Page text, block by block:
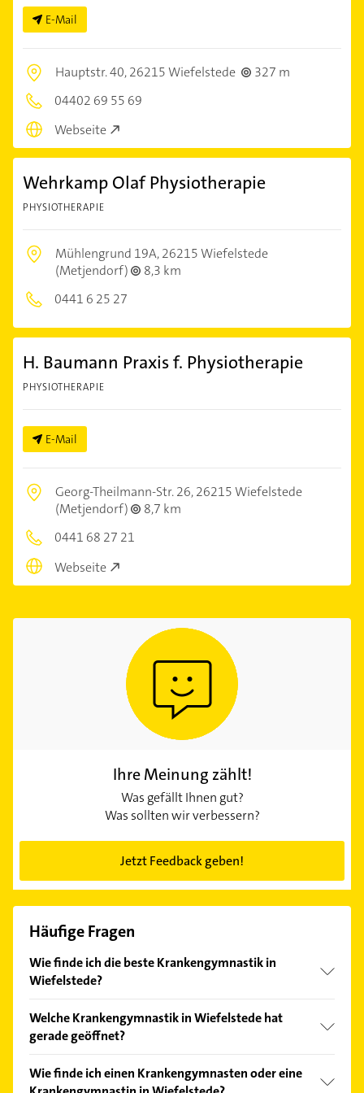
E-Mail
Hauptstr. 40,26215 Wiefelstede
327 m
04402 69 55 69
Webseite
Wehrkamp Olaf Physiotherapie
PHYSIOTHERAPIE
Mühlengrund 19A,26215 Wiefelstede
(Metjendorf)
8,3 km
0441 6 25 27
H. Baumann Praxis f. Physiotherapie
PHYSIOTHERAPIE
E-Mail
Georg-Theilmann-Str. 26,26215 Wiefelstede
(Metjendorf)
8,7 km
0441 68 27 21
Webseite
Ihre Meinung zählt!
Was gefällt Ihnen gut?
Was sollten wir verbessern?
Jetzt Feedback geben!
Häufige Fragen
Wie finde ich die beste Krankengymnastik in
Wiefelstede?
Kundenmeinungen und profitieren Sie von den
Empfehlungen. Die Suchergebnisse können Sie sich
Welche Krankengymnastik in Wiefelstede hat
gerade geöffnet?
Bitte beachten Sie, dass diese an Sonn- und
Wie finde ich einen Krankengymnasten oder eine